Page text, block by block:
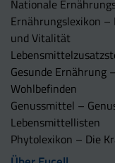
Nationale
Ernährungslexikon
und Vitalität
Gesunde Ernährung
Wohlbefinden
Genussmittel –
Lebensmittellisten
Phytolexikon – Die